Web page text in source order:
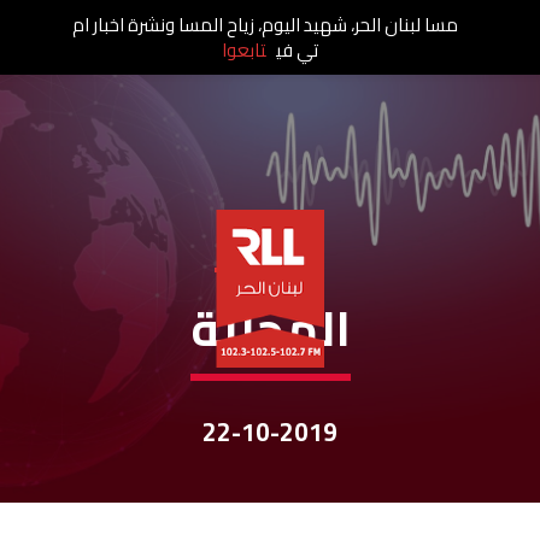
نشرات الأخبار
المحليّة
22-10-2019
مسا لبنان الحر، شهيد اليوم، زياح المسا ونشرة اخبار ام
تي في تابعوا